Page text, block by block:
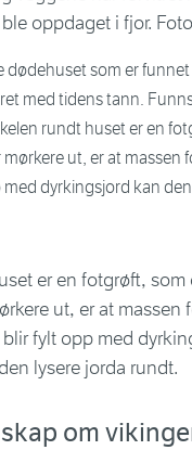
dødehuset som er
med tidens tann.
rundt huset er en
ut, er at
dyrkingsjord kan
er en fotgrøft,
ut, er at
fylt opp med
lysere jorda rundt.
om